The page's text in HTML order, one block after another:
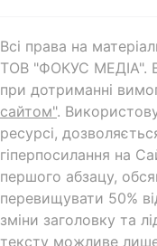
Всі права на
ТОВ "ФОКУС МЕДІА".
при дотриманні
сайтом".
ресурсі,
гіперпосилання на
першого абзацу,
перевищувати 50%
зміни заголовку та
тексту можливе